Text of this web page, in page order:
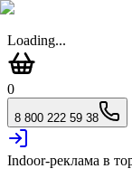
Loading...
0
8 800 222 59 38
Indoor-реклама в